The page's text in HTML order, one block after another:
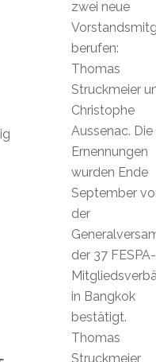
zwei neue
berufen:
Thomas
Struckmeier
Christophe
Aussenac. Die
Ernennungen
wurden Ende
September
der
der 37 FESPA-
in Bangkok
bestätigt.
Thomas
Struckmeier